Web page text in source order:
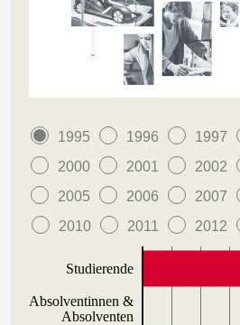
1995 1996 1997
2000
2001 2002
2005
2006 2007
2010
2011 2012
Studierende
Absolventinnen &
Absolventen